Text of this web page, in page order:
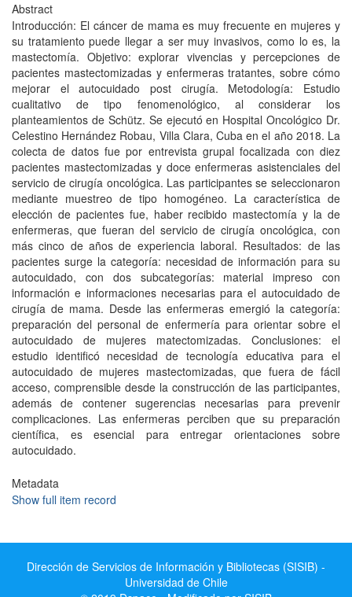
Abstract
Introducción: El cáncer de mama es muy frecuente en mujeres y
su tratamiento puede llegar a ser muy invasivos, como lo es, la
mastectomía. Objetivo: explorar vivencias y percepciones de
pacientes mastectomizadas y enfermeras tratantes, sobre cómo
mejorar el autocuidado post cirugía. Metodología: Estudio
cualitativo de tipo fenomenológico, al considerar los
planteamientos de Schütz. Se ejecutó en Hospital Oncológico Dr.
Celestino Hernández Robau, Villa Clara, Cuba en el año 2018. La
colecta de datos fue por entrevista grupal focalizada con diez
pacientes mastectomizadas y doce enfermeras asistenciales del
servicio de cirugía oncológica. Las participantes se seleccionaron
mediante muestreo de tipo homogéneo. La característica de
elección de pacientes fue, haber recibido mastectomía y la de
enfermeras, que fueran del servicio de cirugía oncológica, con
más cinco de años de experiencia laboral. Resultados: de las
pacientes surge la categoría: necesidad de información para su
autocuidado, con dos subcategorías: material impreso con
información e informaciones necesarias para el autocuidado de
cirugía de mama. Desde las enfermeras emergió la categoría:
preparación del personal de enfermería para orientar sobre el
autocuidado de mujeres matectomizadas. Conclusiones: el
estudio identificó necesidad de tecnología educativa para el
autocuidado de mujeres mastectomizadas, que fuera de fácil
acceso, comprensible desde la construcción de las participantes,
además de contener sugerencias necesarias para prevenir
complicaciones. Las enfermeras perciben que su preparación
científica, es esencial para entregar orientaciones sobre
autocuidado.
Metadata
Show full item record
Dirección de Servicios de Información y Bibliotecas (SISIB) -
Universidad de Chile